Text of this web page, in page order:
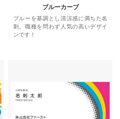
ブルーカーブ
ブルーを基調とし清涼感に満ちた名
刺。職種を問わず人気の高いデザイ
ンです！